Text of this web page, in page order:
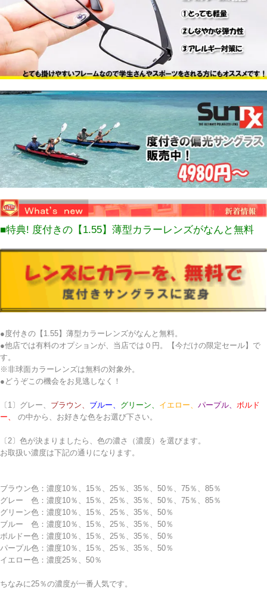
■特典! 度付きの【1.55】薄型カラーレンズがなんと無料
●度付きの【1.55】薄型カラーレンズがなんと無料。
●他店では有料のオプションが、当店では０円。【今だけの限定セール】で
す。
※非球面カラーレンズは無料の対象外。
●どうぞこの機会をお見逃しなく！
〔1〕 グレー、 ブラウン、 ブルー、 グリーン、 イエロー、 パープル、 ボルド
ー、
の中から、お好きな色をお選び下さい。
〔2〕色が決まりましたら、色の濃さ（濃度）を選びます。
お取扱い濃度は下記の通りになります。
ブラウン色：濃度10％、15％、25％、35％、50％、75％、85％
グレー 色：濃度10％、15％、25％、35％、50％、75％、85％
グリーン色：濃度10％、15％、25％、35％、50％
ブルー 色：濃度10％、15％、25％、35％、50％
ボルドー色：濃度10％、15％、25％、35％、50％
パープル色：濃度10％、15％、25％、35％、50％
イエロー色：濃度25％、50％
ちなみに25％の濃度が一番人気です。